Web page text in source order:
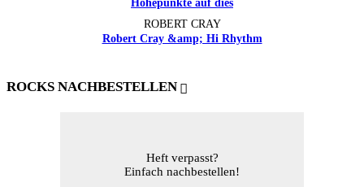
ROBERT CRAY
Robert Cray &amp; Hi Rhythm
ROCKS NACHBESTELLEN
Heft verpasst?
Einfach nachbestellen!